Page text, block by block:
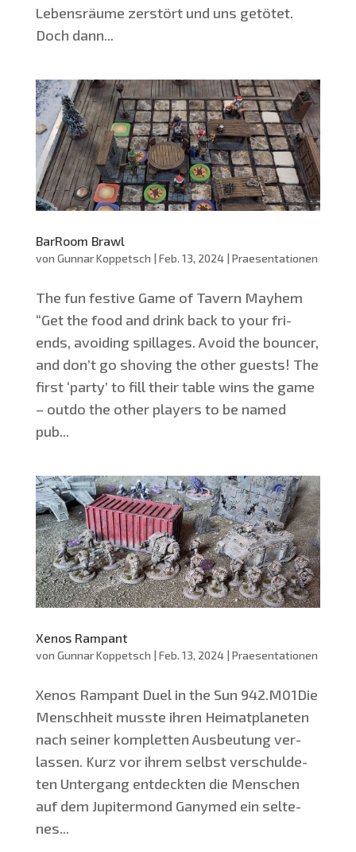
Lebens­räu­me zer­stört und uns getötet.
Doch dann...
BarRoom Brawl
von Gunnar Koppetsch | Feb. 13, 2024| Praesentationen
The fun fes­ti­ve Game of Tavern Mayhem
“Get the food and drink back to your fri­
ends, avo­i­ding spil­la­ges. Avo­id the boun­cer,
and don’t go sho­ving the other guests! The
first ‘par­ty’ to fill their table wins the game
– out­do the other play­ers to be named
pub...
Xenos Rampant
von Gunnar Koppetsch | Feb. 13, 2024| Praesentationen
Xenos Ram­pant Duel in the Sun 942.M01Die
Mensch­heit muss­te ihren Hei­mat­pla­ne­ten
nach sei­ner kom­plet­ten Aus­beu­tung ver­
las­sen. Kurz vor ihrem selbst ver­schul­de­
ten Unter­gang ent­deck­ten die Men­schen
auf dem Jupi­ter­mond Gany­med ein sel­te­
nes...